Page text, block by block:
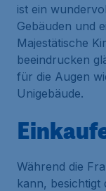
ist ein
Gebäuden und
Majestätische
beeindrucken
für die Augen
Unigebäude.
Während die
kann, besichtigt